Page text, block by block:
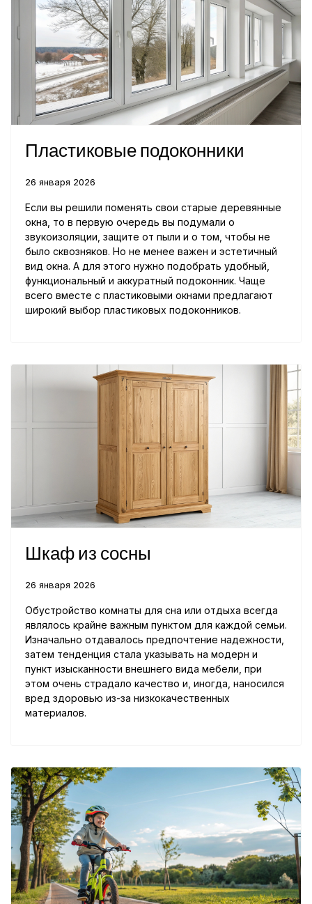
Пластиковые подоконники
26 января 2026
Если вы решили поменять свои старые деревянные
окна, то в первую очередь вы подумали о
звукоизоляции, защите от пыли и о том, чтобы не
было сквозняков. Но не менее важен и эстетичный
вид окна. А для этого нужно подобрать удобный,
функциональный и аккуратный подоконник. Чаще
всего вместе с пластиковыми окнами предлагают
широкий выбор пластиковых подоконников.
Шкаф из сосны
26 января 2026
Обустройство комнаты для сна или отдыха всегда
являлось крайне важным пунктом для каждой семьи.
Изначально отдавалось предпочтение надежности,
затем тенденция стала указывать на модерн и
пункт изысканности внешнего вида мебели, при
этом очень страдало качество и, иногда, наносился
вред здоровью из-за низкокачественных
материалов.